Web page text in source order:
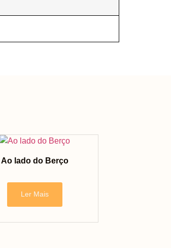
Ao lado do Berço
Ler Mais